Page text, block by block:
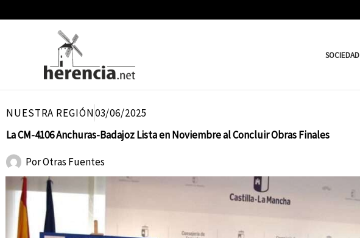
SOCIEDAD
NUESTRA REGIÓN03/06/2025
La CM-4106 Anchuras-Badajoz Lista en Noviembre al Concluir Obras Finales
PorOtras Fuentes